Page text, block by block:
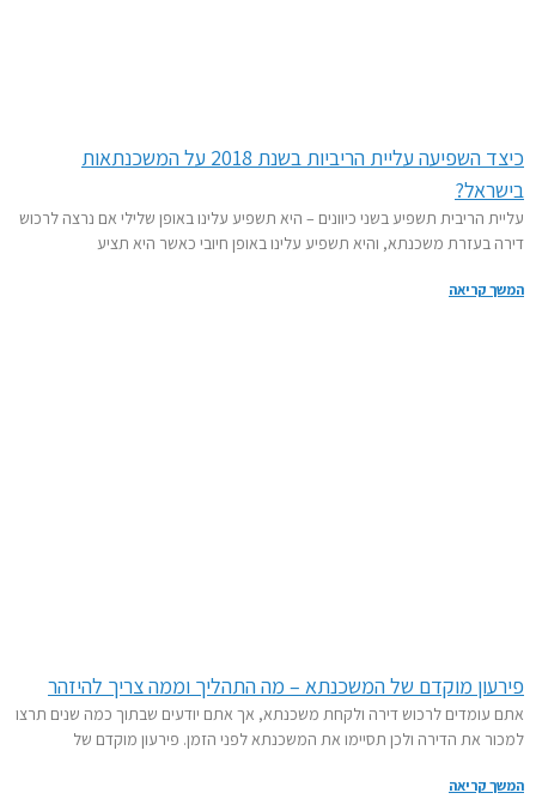
כיצד השפיעה עליית הריביות בשנת 2018 על המשכנתאות
הריבית תשפיע בשני כיוונים – היא תשפיע עלינו באופן שלילי אם נרצה לרכוש
בעזרת משכנתא, והיא תשפיע עלינו באופן חיובי כאשר היא תציע
קריאה
מוקדם של המשכנתא – מה התהליך וממה צריך להיזהר
עומדים לרכוש דירה ולקחת משכנתא, אך אתם יודעים שבתוך כמה שנים תרצו
את הדירה ולכן תסיימו את המשכנתא לפני הזמן. פירעון מוקדם של
קריאה